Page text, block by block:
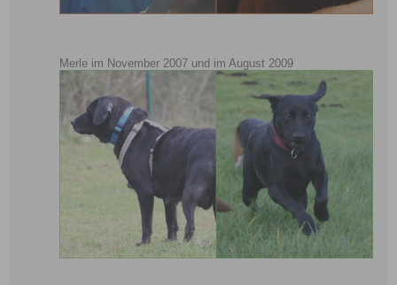
Merle im November 2007 und im August 2009